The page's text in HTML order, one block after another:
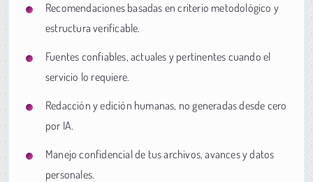
Recomendaciones basadas en criterio metodológico y
estructura verificable.
Fuentes confiables, actuales y pertinentes cuando el
servicio lo requiere.
Redacción y edición humanas, no generadas desde cero
por IA.
Manejo confidencial de tus archivos, avances y datos
personales.